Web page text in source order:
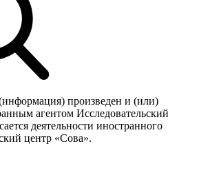
произведен и (или)
агентом Исследовательский
деятельности иностранного
центр «Сова».